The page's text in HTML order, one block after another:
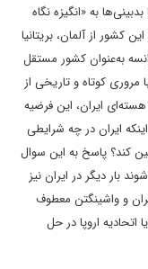
به «انگیزه نگاه
کشور از آلمان، بریتانیا
به‌عنوان کشور مستقل
کوتاه و تاریخی از
هسته‌ای ایران، این فرضیه
ایران در چه شرایطی
کند؟ پاسخ به این سوال
بار دیگر در ایران نیز
و واشینگتن معطوف
اروپا در حل